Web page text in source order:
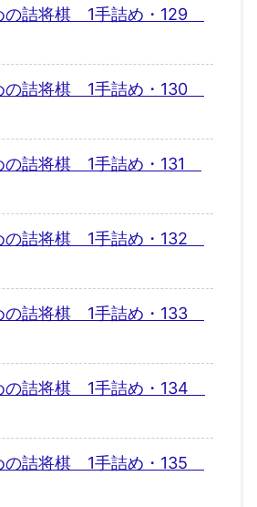
の詰将棋 1手詰め・129
の詰将棋 1手詰め・130
の詰将棋 1手詰め・131
の詰将棋 1手詰め・132
の詰将棋 1手詰め・133
の詰将棋 1手詰め・134
の詰将棋 1手詰め・135